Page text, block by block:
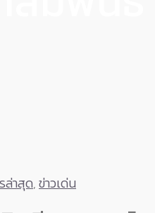
ล่าสุด,ข่าวเด่น